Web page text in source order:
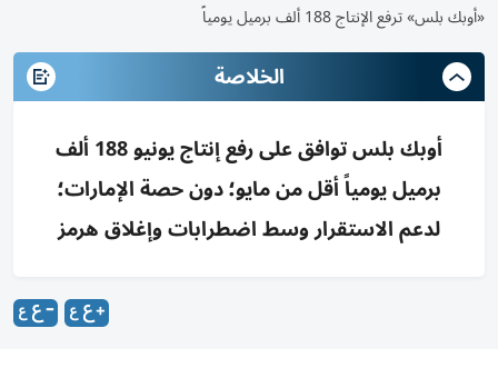
«أوبك بلس» ترفع الإنتاج 188 ألف برميل يومياً
الخلاصة
أوبك بلس توافق على رفع إنتاج يونيو 188 ألف
برميل يومياً أقل من مايو؛ دون حصة الإمارات؛
لدعم الاستقرار وسط اضطرابات وإغلاق هرمز